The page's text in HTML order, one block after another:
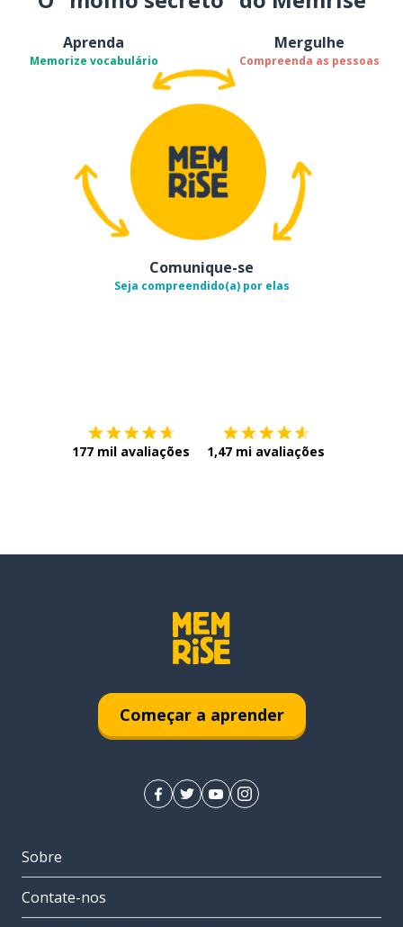
Aprenda
Memorize vocabulário
Mergulhe
Compreenda as pessoas
Comunique-se
Seja compreendido(a) por elas
177 mil avaliações 1,47 mi avaliações
Começar a aprender
Sobre
Contate-nos